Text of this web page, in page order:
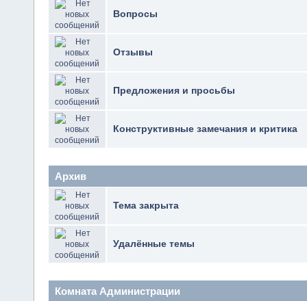
Вопросы
Отзывы
Предложения и просьбы
Конструктивные замечания и критика
Архив
Тема закрыта
Удалённые темы
Комната Администрации